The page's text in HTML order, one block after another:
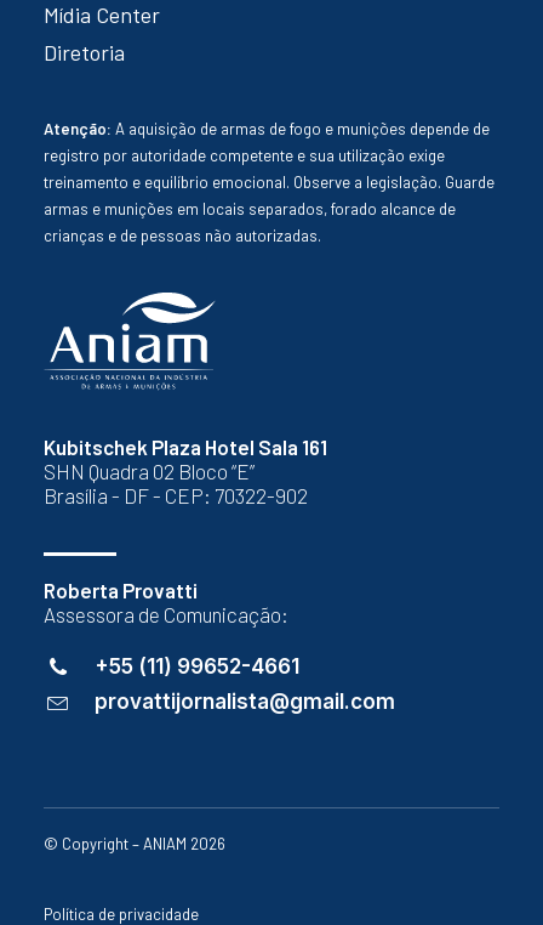
Kubitschek Plaza Hotel Sala 161
SHN Quadra 02 Bloco “E”
Brasília - DF - CEP: 70322-902
Roberta Provatti
Assessora de Comunicação:
+55 (11) 99652-4661
provattijornalista@gmail.com
Mídia Center
Diretoria
Atenção: A aquisição de armas de fogo e munições depende de
registro por autoridade competente e sua utilização exige
treinamento e equilíbrio emocional. Observe a legislação. Guarde
armas e munições em locais separados, forado alcance de
crianças e de pessoas não autorizadas.
© Copyright – ANIAM 2026
Política de privacidade